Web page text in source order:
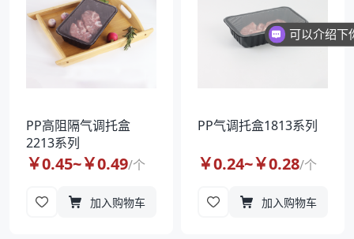
PP高阻隔气调托盒
2213系列
￥0.45~￥0.49/个
加入购物车
PP气调托盒1813系列
￥0.24~￥0.28/个
加入购物车